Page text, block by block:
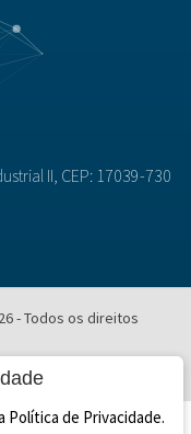
II, CEP: 17039-730
- Todos os direitos
Política de Privacidade.